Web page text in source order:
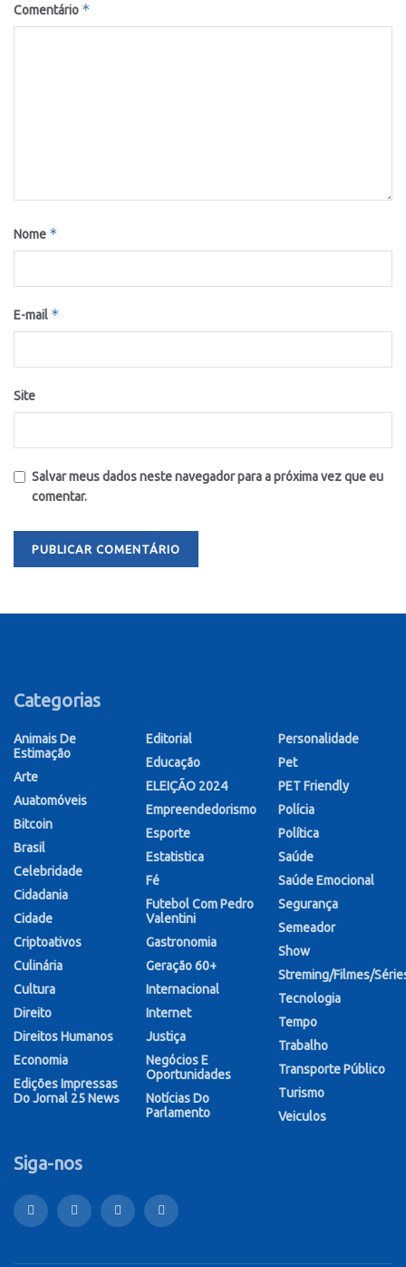
Comentário *
Nome *
E-mail *
Site
Salvar meus dados neste navegador para a próxima vez que eu
comentar.
Categorias
Animais De
Estimação
Arte
Auatomóveis
Bitcoin
Brasil
Celebridade
Cidadania
Cidade
Criptoativos
Culinária
Cultura
Direito
Direitos Humanos
Economia
Edições Impressas
Do Jornal 25 News
Editorial
Educação
ELEIÇÃO 2024
Empreendedorismo
Esporte
Estatistica
Fé
Futebol Com Pedro
Valentini
Gastronomia
Geração 60+
Internacional
Internet
Justiça
Negócios E
Oportunidades
Notícias Do
Parlamento
Personalidade
Pet
PET Friendly
Polícia
Política
Saúde
Saúde Emocional
Segurança
Semeador
Show
Streming/Filmes/
Tecnologia
Tempo
Trabalho
Transporte Público
Turismo
Veiculos
Siga-nos